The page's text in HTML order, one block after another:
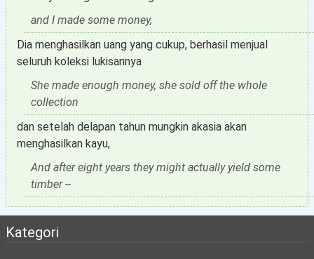
and I made some money,
Dia menghasilkan uang yang cukup, berhasil menjual
seluruh koleksi lukisannya
She made enough money, she sold off the whole
collection
dan setelah delapan tahun mungkin akasia akan
menghasilkan kayu,
And after eight years they might actually yield some
timber --
Kategori